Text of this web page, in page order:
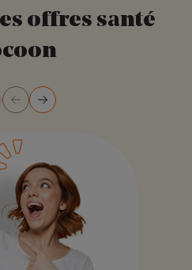
offres santé
numéro 1
numéro 2
Diapositive numéro 3
Précédent
Suivant